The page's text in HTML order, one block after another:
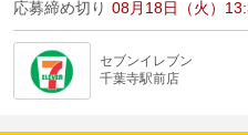
応募締め切り 08月18日（火）
セブンイレブン
千葉寺駅前店